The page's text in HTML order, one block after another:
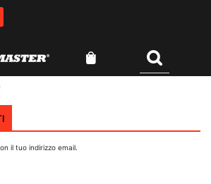
il tuo indirizzo email.